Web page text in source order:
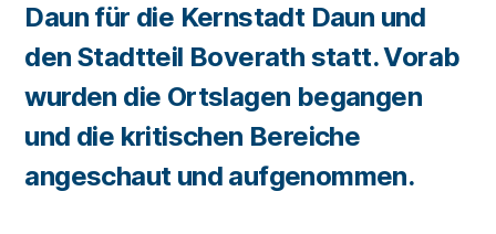
Daun für die Kernstadt Daun und
den Stadtteil Boverath statt. Vorab
wurden die Ortslagen begangen
und die kritischen Bereiche
angeschaut und aufgenommen.